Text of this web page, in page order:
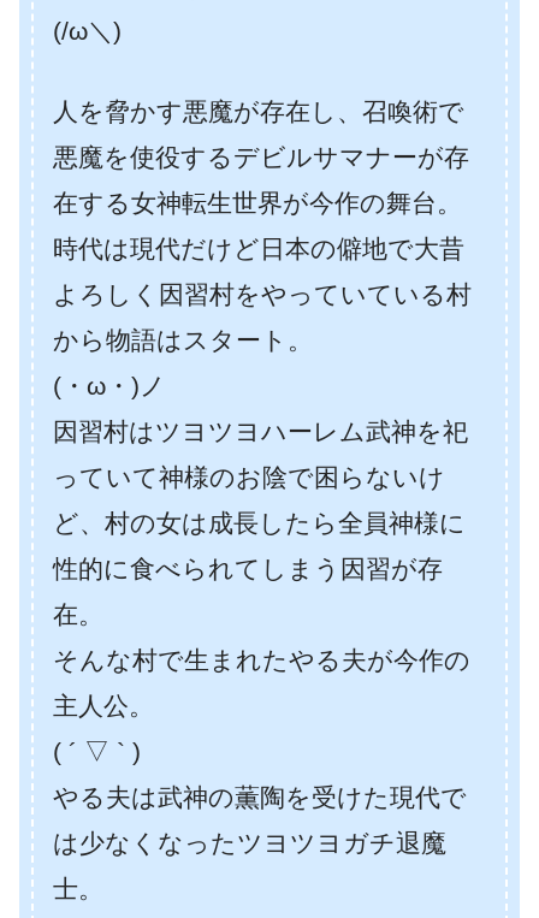
(/ω＼)
人を脅かす悪魔が存在し、召喚術で
悪魔を使役するデビルサマナーが存
在する女神転生世界が今作の舞台。
時代は現代だけど日本の僻地で大昔
よろしく因習村をやっていている村
から物語はスタート。
(・ω・)ノ
因習村はツヨツヨハーレム武神を祀
っていて神様のお陰で困らないけ
ど、村の女は成長したら全員神様に
性的に食べられてしまう因習が存
在。
そんな村で生まれたやる夫が今作の
主人公。
( ´ ▽ ` )
やる夫は武神の薫陶を受けた現代で
は少なくなったツヨツヨガチ退魔
士。